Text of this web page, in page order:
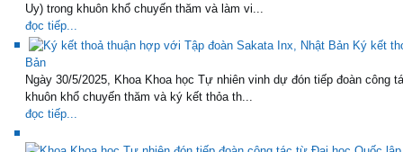
Uy) trong khuôn khổ chuyến thăm và làm vi...
đọc tiếp...
Ký kết
Bản
Ngày 30/5/2025, Khoa Khoa học Tự nhiên vinh dự đón tiếp đoàn công
khuôn khổ chuyến thăm và ký kết thỏa th...
đọc tiếp...